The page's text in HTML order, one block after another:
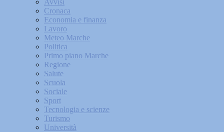
Avvisi
Cronaca
Economia e finanza
Lavoro
Meteo Marche
Politica
Primo piano Marche
Regione
Salute
Scuola
Sociale
Sport
Tecnologia e scienze
Turismo
Università